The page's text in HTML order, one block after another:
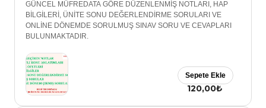
GÜNCEL MÜFREDATA GÖRE DÜZENLENMİŞ NOTLARI, HAP
BİLGİLERİ, ÜNİTE SONU DEĞERLENDİRME SORULARI VE
ONLİNE DÖNEMDE SORULMUŞ SINAV SORU VE CEVAPLARI
BULUNMAKTADIR.
120,00₺
Sepete Ekle